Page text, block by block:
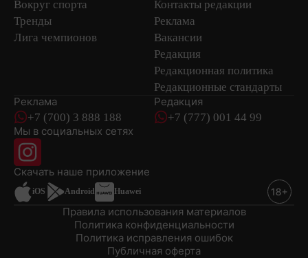
Вокруг спорта
Тренды
Лига чемпионов
Контакты редакции
Реклама
Вакансии
Редакция
Редакционная политика
Редакционные стандарты
Реклама
+7 (700) 3 888 188
Редакция
+7 (777) 001 44 99
Мы в социальных сетях
Скачать наше приложениеновостей
iOS Android Huawei
Публичная оферта
Политика исправления ошибок
Политика конфиденциальности
Правила использования материалов